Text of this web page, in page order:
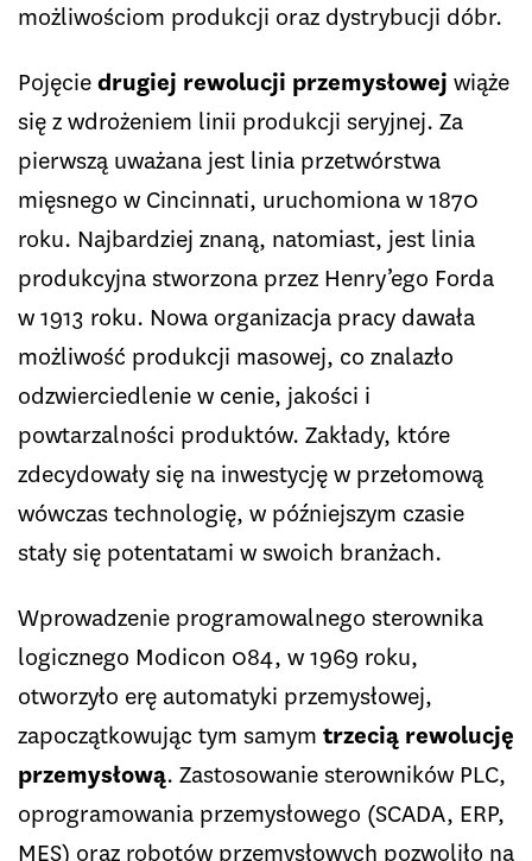
możliwościom produkcji oraz dystrybucji dóbr.
Pojęciedrugiej rewolucji przemysłowej wiąże
się z wdrożeniem linii produkcji seryjnej. Za
pierwszą uważana jest linia przetwórstwa
mięsnego w Cincinnati, uruchomiona w 1870
roku. Najbardziej znaną, natomiast, jest linia
produkcyjna stworzona przez Henry’ego Forda
w 1913 roku. Nowa organizacja pracy dawała
możliwość produkcji masowej, co znalazło
odzwierciedlenie w cenie, jakości i
powtarzalności produktów. Zakłady, które
zdecydowały się na inwestycję w przełomową
wówczas technologię, w późniejszym czasie
stały się potentatami w swoich branżach.
Wprowadzenie programowalnego sterownika
logicznego Modicon 084, w 1969 roku,
otworzyło erę automatyki przemysłowej,
zapoczątkowując tym samym trzecią rewolucję
przemysłową. Zastosowanie sterowników PLC,
oprogramowania przemysłowego (SCADA, ERP,
MES) oraz robotów przemysłowych pozwoliło na